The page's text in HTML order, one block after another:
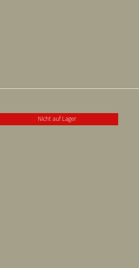
Nicht auf Lager